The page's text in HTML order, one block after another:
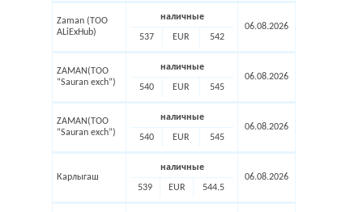
Zaman (ТОО
ALiExHub)
наличные
537 EUR 542
06.08.2026
ZAMAN(TOO
“Sauran exch”)
наличные
540 EUR 545
06.08.2026
ZAMAN(TOO
“Sauran exch”)
наличные
540 EUR 545
06.08.2026
Карлыгаш
наличные
539 EUR 544.5
06.08.2026